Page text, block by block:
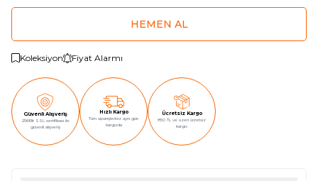
HEMEN AL
Koleksiyon Fiyat Alarmı
Güvenli Alışveriş
256Bit SSL sertifikası ile
güvenli alışveriş
Hızlı Kargo
Tüm siparişleriniz aynı gün
kargoda
Ücretsiz Kargo
850 TL ve üzeri ücretsiz
kargo